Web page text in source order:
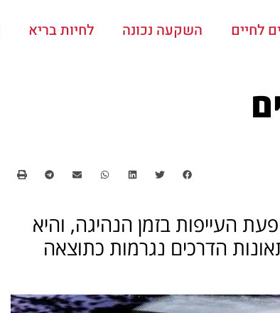
לחיים השקעה נכונה לחיות בריא
העייפות בזמן הנהיגה, והיא
– 15% עד 20% מכלל תאונות הדרכים נגרמות כתוצאה